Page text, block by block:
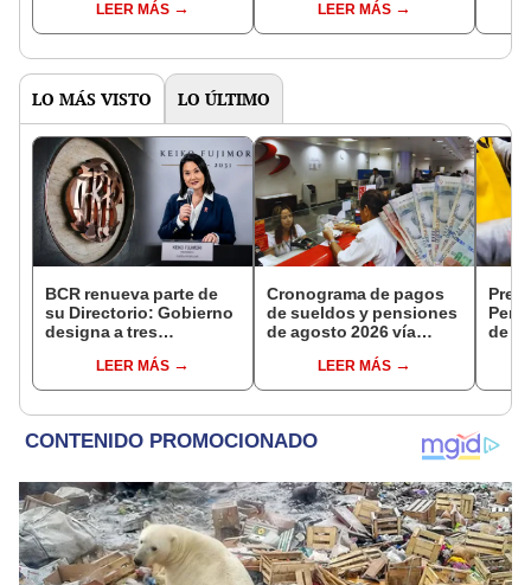
¿cuándo se inaugura?
Te decimos
LEER MÁS
será su nombre y
cuándo abrirá sus
LEER MÁS
y
LO MÁS VISTO LO ÚLTIMO
BCR renueva parte de
su Directorio: Gobierno
designa a tres
EjecutivoLEER MÁS
Cronograma de pagos
de sueldos y pensiones
de agosto 2026 vía
conoce las fechas de
depósito
LEER MÁS
de